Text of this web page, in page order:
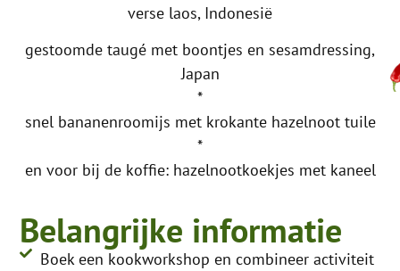
verse laos, Indonesië
gestoomde taugé met boontjes en sesamdressing,
Japan
*
snel bananenroomijs met krokante hazelnoot tuile
*
en voor bij de koffie: hazelnootkoekjes met kaneel
Belangrijke informatie
Boek een kookworkshop en combineer activiteit